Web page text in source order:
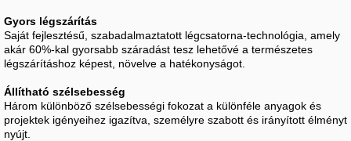
Gyors légszárítás
Saját fejlesztésű, szabadalmaztatott légcsatorna-technológia, amely
akár 60%-kal gyorsabb száradást tesz lehetővé a természetes
légszárításhoz képest, növelve a hatékonyságot.
Állítható szélsebesség
Három különböző szélsebességi fokozat a különféle anyagok és
projektek igényeihez igazítva, személyre szabott és irányított élményt
nyújt.